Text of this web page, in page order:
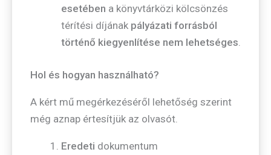
esetében a könyvtárközi kölcsönzés
térítési díjának pályázati forrásból
történő kiegyenlítése nem lehetséges.
Hol és hogyan használható?
A kért mű megérkezéséről lehetőség szerint
még aznap értesítjük az olvasót.
Eredeti dokumentum